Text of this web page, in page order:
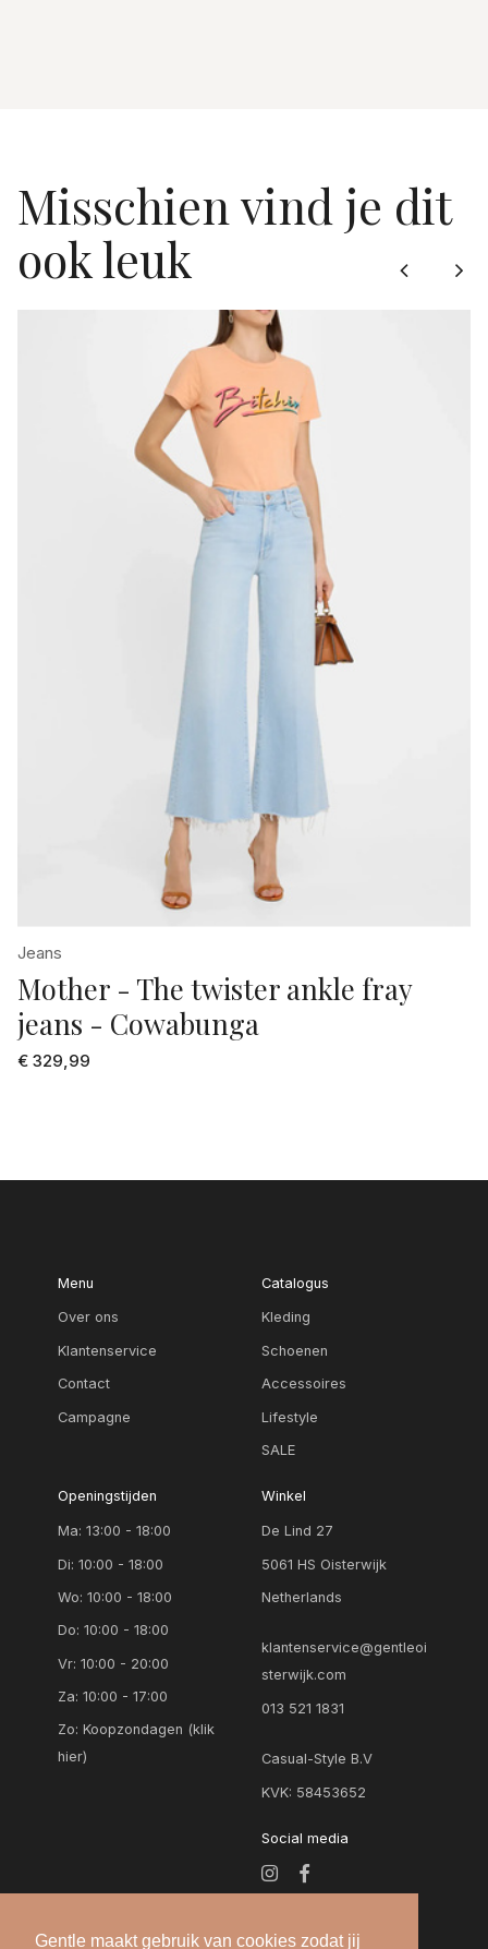
Gentle maakt gebruik van cookies zodat jij
Misschien vind je dit
ook leuk
Jeans
Mother - The twister ankle fray
jeans - Cowabunga
€ 329,99
Menu
Over ons
Klantenservice
Contact
Campagne
Catalogus
Kleding
Schoenen
Accessoires
Lifestyle
SALE
Openingstijden
Ma: 13:00 - 18:00
Di: 10:00 - 18:00
Wo: 10:00 - 18:00
Do: 10:00 - 18:00
Vr: 10:00 - 20:00
Za: 10:00 - 17:00
Zo:Koopzondagen (klik
hier)
Winkel
De Lind 27
5061 HS Oisterwijk
Netherlands
klantenservice@gentleoi
sterwijk.com
013 521 1831
Casual-Style B.V
KVK: 58453652
Social media